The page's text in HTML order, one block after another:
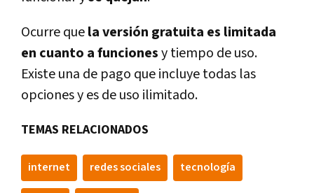
Ocurre quela versión gratuita es limitada
en cuanto a funcionesy tiempo de uso.
Existe una de pago que incluye todas las
opciones y es de uso ilimitado.
TEMAS RELACIONADOS
internet redes sociales tecnologí­a